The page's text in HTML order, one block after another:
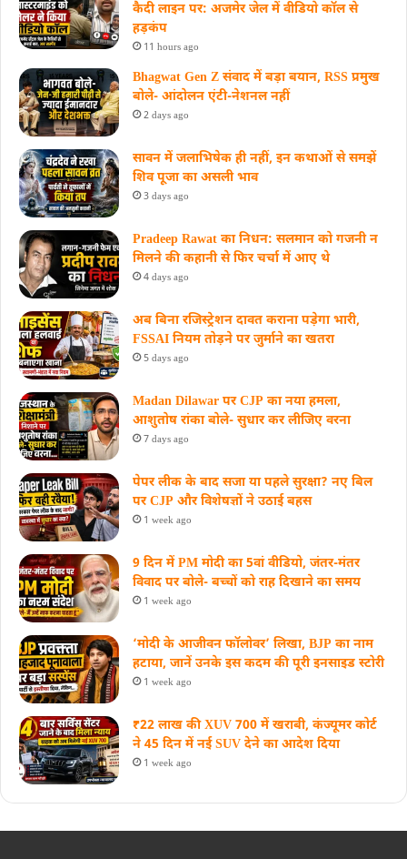
कैदी लाइन पर: अजमेर जेल में वीडियो कॉल से
हड़कंप
11 hours ago
Bhagwat Gen Z संवाद में बड़ा बयान, RSS प्रमुख
बोले- आंदोलन एंटी-नेशनल नहीं
2 days ago
सावन में जलाभिषेक ही नहीं, इन कथाओं से समझें
शिव पूजा का असली भाव
3 days ago
Pradeep Rawat का निधन: सलमान को गजनी न
मिलने की कहानी से फिर चर्चा में आए थे
4 days ago
अब बिना रजिस्ट्रेशन दावत कराना पड़ेगा भारी,
FSSAI नियम तोड़ने पर जुर्माने का खतरा
5 days ago
Madan Dilawar पर CJP का नया हमला,
आशुतोष रांका बोले- सुधार कर लीजिए वरना
7 days ago
पेपर लीक के बाद सजा या पहले सुरक्षा? नए बिल
पर CJP और विशेषज्ञों ने उठाई बहस
1 week ago
9 दिन में PM मोदी का 5वां वीडियो, जंतर-मंतर
विवाद पर बोले- बच्चों को राह दिखाने का समय
1 week ago
‘मोदी के आजीवन फॉलोवर’ लिखा, BJP का नाम
हटाया, जानें उनके इस कदम की पूरी इनसाइड स्‍टोरी
1 week ago
₹22 लाख की XUV 700 में खराबी, कंज्यूमर कोर्ट
ने 45 दिन में नई SUV देने का आदेश दिया
1 week ago